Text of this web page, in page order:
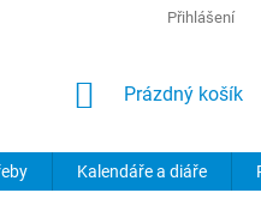
OCHRANY OSOBNÍCH ÚDAJŮ
Přihlášení
NÁKUPNÍ
Prázdný košík
Kalendáře a diáře